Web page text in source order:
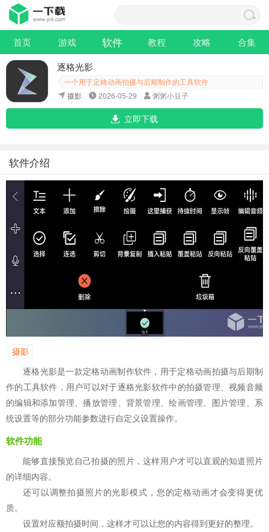
首页 游戏 软件 教程 攻略 合集
逐格光影
一个用于定格动画拍摄与后期制作的工具软件
摄影
2026-05-29 粥粥小豆子
立即下载
软件介绍
摄影
逐格光影是一款定格动画制作软件，用于定格动画拍摄与后期制
作的工具软件，用户可以对于逐格光影软件中的拍摄管理、视频音频
的编辑和添加管理、播放管理、背景管理、绘画管理、图片管理、系
统设置等的部分功能参数进行自定义设置操作。
软件功能
能够直接预览自己拍摄的照片，这样用户才可以直观的知道照片
的详细内容。
还可以调整拍摄照片的光影模式，您的定格动画才会变得更优
质。
设置对应额拍摄时间，这样才可以让您的内容得到更好的整理。